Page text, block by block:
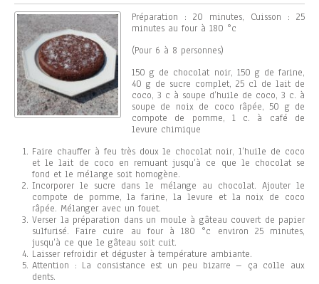
Préparation : 20 minutes, Cuisson : 25
minutes au four à 180 °c
(Pour 6 à 8 personnes)
150 g de chocolat noir, 150 g de farine,
40 g de sucre complet, 25 cl de lait de
coco, 3 c à soupe d’huile de coco, 3 c. à
soupe de noix de coco râpée, 50 g de
compote de pomme, 1 c. à café de
levure chimique
Faire chauffer à feu très doux le chocolat noir, l’huile de coco
et le lait de coco en remuant jusqu’à ce que le chocolat se
fond et le mélange soit homogène.
Incorporer le sucre dans le mélange au chocolat. Ajouter le
compote de pomme, la farine, la levure et la noix de coco
râpée. Mélanger avec un fouet.
Verser la préparation dans un moule à gâteau couvert de papier
sulfurisé. Faire cuire au four à 180 °c environ 25 minutes,
jusqu’à ce que le gâteau soit cuit.
Laisser refroidir et déguster à température ambiante.
Attention : La consistance est un peu bizarre – ça colle aux
dents.